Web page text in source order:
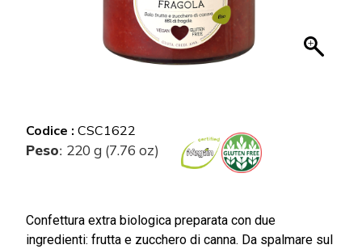
Codice : CSC1622
Peso: 220 g (7.76 oz)
Confettura extra biologica preparata con due
ingredienti: frutta e zucchero di canna. Da spalmare sul